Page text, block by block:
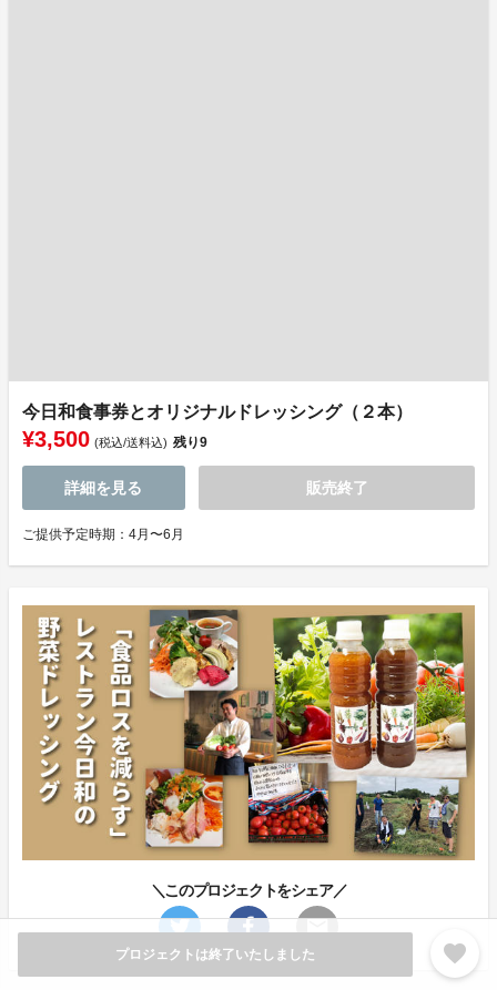
プロジェクトは終了いたしました favorite
今日和食事券とオリジナルドレッシング（２本）
¥3,500 (税込/送料込) 残り9
詳細を見る 販売終了
ご提供予定時期：4月〜6月
＼このプロジェクトをシェア／